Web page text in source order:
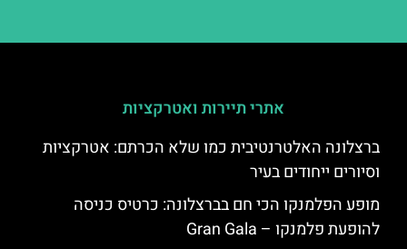
אתרי תיירות ואטרקציות
ברצלונה האלטרנטיבית כמו שלא הכרתם: אטרקציות
וסיורים ייחודים בעיר
מופע הפלמנקו הכי חם בברצלונה: כרטיס כניסה
להופעת פלמנקו – Gran Gala